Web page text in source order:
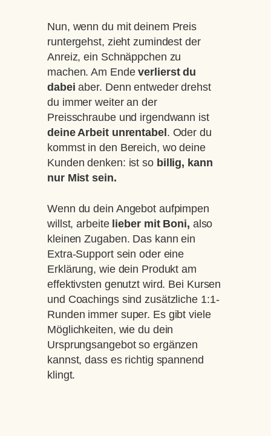
Nun, wenn du mit deinem Preis
runtergehst, zieht zumindest der
Anreiz, ein Schnäppchen zu
machen. Am Endeverlierst du
dabeiaber. Denn entweder drehst
du immer weiter an der
Preisschraube und irgendwann ist
deine Arbeit unrentabel . Oder du
kommst in den Bereich, wo deine
Kunden denken: ist so billig, kann
nur Mist sein.
Wenn du dein Angebot aufpimpen
willst, arbeite lieber mit Boni, also
kleinen Zugaben. Das kann ein
Extra-Support sein oder eine
Erklärung, wie dein Produkt am
effektivsten genutzt wird. Bei Kursen
und Coachings sind zusätzliche 1:1-
Runden immer super. Es gibt viele
Möglichkeiten, wie du dein
Ursprungsangebot so ergänzen
kannst, dass es richtig spannend
klingt.